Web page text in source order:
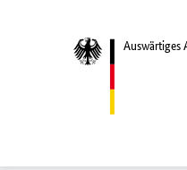
Auswärtiges